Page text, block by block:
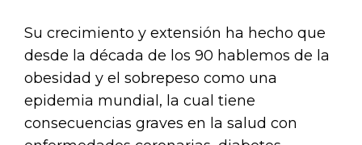
Su crecimiento y extensión ha hecho que
desde la década de los 90 hablemos de la
obesidad y el sobrepeso como una
epidemia mundial, la cual tiene
consecuencias graves en la salud con